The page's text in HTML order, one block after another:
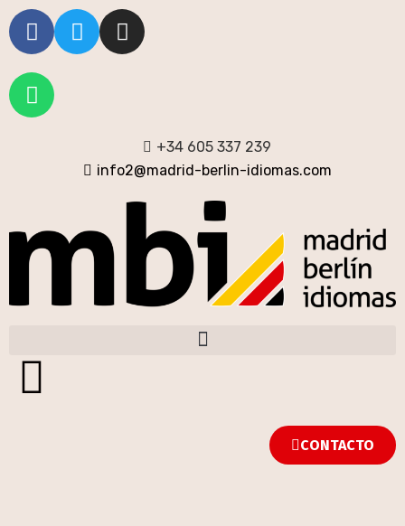
+34 605 337 239
info2@madrid-berlin-idiomas.com
CONTACTO